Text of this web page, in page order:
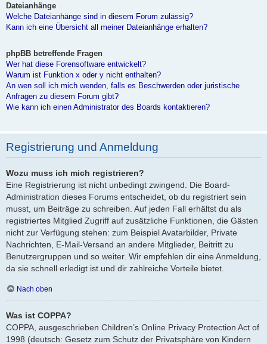
Dateianhänge
Welche Dateianhänge sind in diesem Forum zulässig?
Kann ich eine Übersicht all meiner Dateianhänge erhalten?
phpBB betreffende Fragen
Wer hat diese Forensoftware entwickelt?
Warum ist Funktion x oder y nicht enthalten?
An wen soll ich mich wenden, falls es Beschwerden oder juristische
Anfragen zu diesem Forum gibt?
Wie kann ich einen Administrator des Boards kontaktieren?
Registrierung und Anmeldung
Wozu muss ich mich registrieren?
Eine Registrierung ist nicht unbedingt zwingend. Die Board-
Administration dieses Forums entscheidet, ob du registriert sein
musst, um Beiträge zu schreiben. Auf jeden Fall erhältst du als
registriertes Mitglied Zugriff auf zusätzliche Funktionen, die Gästen
nicht zur Verfügung stehen: zum Beispiel Avatarbilder, Private
Nachrichten, E-Mail-Versand an andere Mitglieder, Beitritt zu
Benutzergruppen und so weiter. Wir empfehlen dir eine Anmeldung,
da sie schnell erledigt ist und dir zahlreiche Vorteile bietet.
Nach oben
Was ist COPPA?
COPPA, ausgeschrieben Children’s Online Privacy Protection Act of
1998 (deutsch: Gesetz zum Schutz der Privatsphäre von Kindern